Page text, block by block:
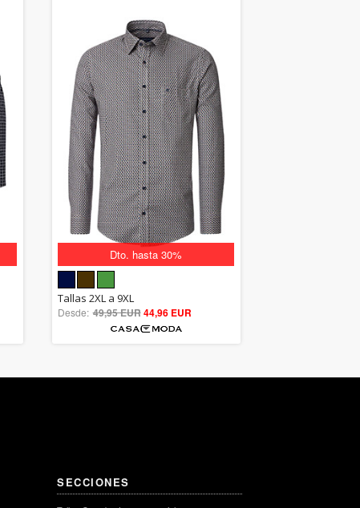
Dto. hasta 30%
5.00
out of 5
Tallas 2XL a 9XL
Desde: 49,95 EUR44,96 EUR
SECCIONES